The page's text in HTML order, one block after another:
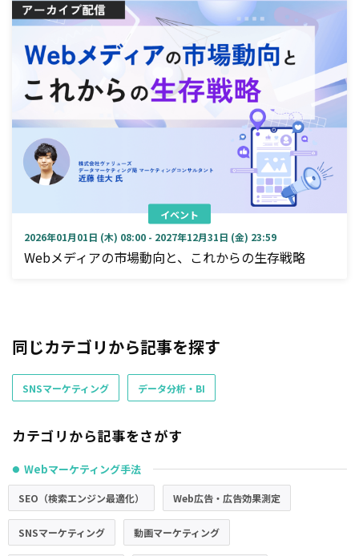
イベント
2026年01月01日 (木) 08:00 - 2027年12月31日 (金) 23:59
Webメディアの市場動向と、これからの生存戦略
同じカテゴリから記事を探す
SNSマーケティング データ分析・BI
カテゴリから記事をさがす
● Webマーケティング手法
SEO（検索エンジン最適化） Web広告・広告効果測定
SNSマーケティング 動画マーケティング